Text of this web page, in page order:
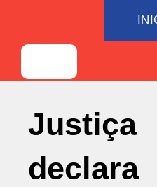
Justiça
declara